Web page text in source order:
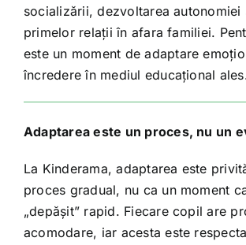
socializării, dezvoltarea autonomiei
primelor relații în afara familiei.
este un moment de adaptare
încredere în mediul educațional
Adaptarea este un proces, nu un
La Kinderama, adaptarea este
proces gradual, nu ca un moment
„depășit” rapid. Fiecare copil are
acomodare, iar acesta este